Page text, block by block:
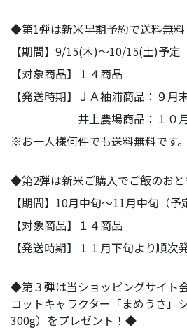
◆第1弾は新米早期予約で送料無
【期間】9/15(木)～10/15(土)予定
【対象商品】１４商品
【発送時期】ＪＡ袖浦商品：９月
井上農場商品：１０月中
※お一人様何件でも送料無料です。
◆第2弾は新米ご購入でご飯のお
【期間】10月中旬～11月中旬（予
【対象商品】１４商品
【発送時期】１１月下旬より順次
◆第３弾は当ショッピングサイト
コットキャラクター「まめうさ」
300g）をプレゼント！◆